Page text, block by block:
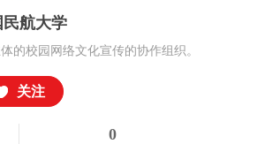
民航大学
的校园网络文化宣传的协作组织。
关注
0